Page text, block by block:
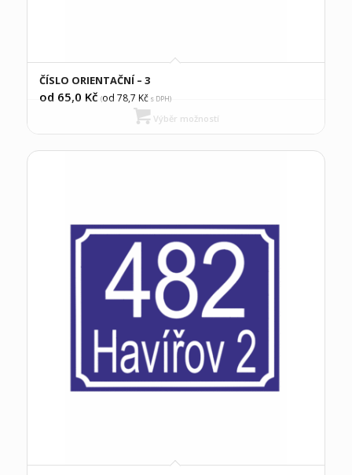
ČÍSLO ORIENTAČNÍ – 3
od 65,0 Kč (od 78,7 Kčs DPH)
Výběr možností